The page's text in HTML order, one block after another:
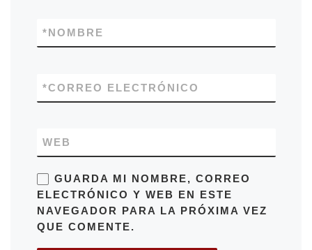
NOMBRE
*
CORREO ELECTRÓNICO
*
WEB
GUARDA MI NOMBRE, CORREO
ELECTRÓNICO Y WEB EN ESTE
NAVEGADOR PARA LA PRÓXIMA VEZ
QUE COMENTE.